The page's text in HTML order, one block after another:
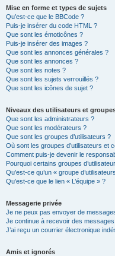
Mise en forme et types de sujets
Qu’est-ce que le BBCode ?
Puis-je insérer du code HTML ?
Que sont les émoticônes ?
Puis-je insérer des images ?
Que sont les annonces générales ?
Que sont les annonces ?
Que sont les notes ?
Que sont les sujets verrouillés ?
Que sont les icônes de sujet ?
Niveaux des utilisateurs et
Que sont les administrateurs ?
Que sont les modérateurs ?
Que sont les groupes d’utilisateurs ?
Où sont les groupes d’utilisateurs et
Comment puis-je devenir le
Pourquoi certains groupes
Qu’est-ce qu’un « groupe
Qu’est-ce que le lien « L’équipe » ?
Messagerie privée
Je ne peux pas envoyer de
Je continue à recevoir des
J’ai reçu un courrier électronique
Amis et ignorés